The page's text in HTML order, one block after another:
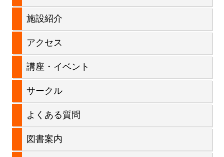
イ
ド
バ
施設紹介
アクセス
講座・イベント
サークル
よくある質問
図書案内